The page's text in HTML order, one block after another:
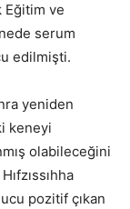
Eğitim ve
serum
edilmişti.
yeniden
keneyi
olabileceğini
pozitif çıkan